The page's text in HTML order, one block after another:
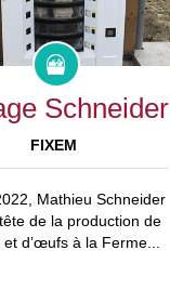
Schneider
FIXEM
Mathieu Schneider
de la production de
d’œufs à la Ferme...